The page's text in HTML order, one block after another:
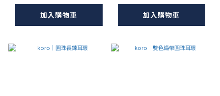
加入購物車 加入購物車